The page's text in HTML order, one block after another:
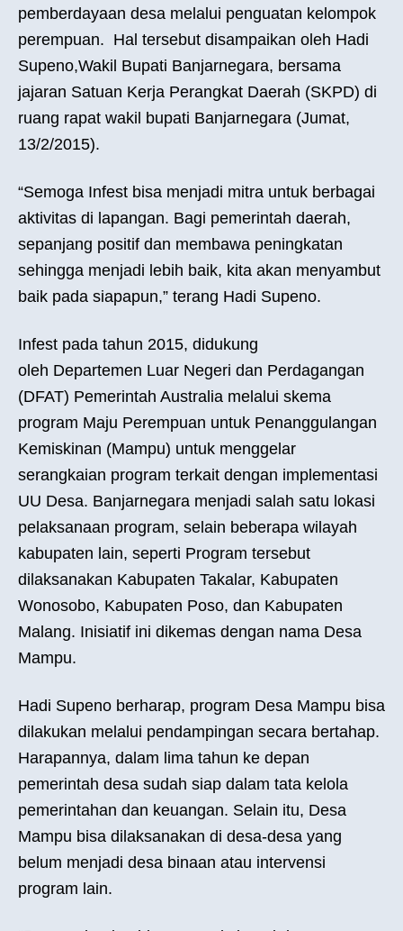
pemberdayaan desa melalui penguatan kelompok
perempuan. Hal tersebut disampaikan oleh Hadi
Supeno,Wakil Bupati Banjarnegara, bersama
jajaran Satuan Kerja Perangkat Daerah (SKPD) di
ruang rapat wakil bupati Banjarnegara (Jumat,
13/2/2015).
“Semoga Infest bisa menjadi mitra untuk berbagai
aktivitas di lapangan. Bagi pemerintah daerah,
sepanjang positif dan membawa peningkatan
sehingga menjadi lebih baik, kita akan menyambut
baik pada siapapun,” terang Hadi Supeno.
Infest pada tahun 2015, didukung
oleh Departemen Luar Negeri dan Perdagangan
(DFAT) Pemerintah Australia melalui skema
program Maju Perempuan untuk Penanggulangan
Kemiskinan (Mampu) untuk menggelar
serangkaian program terkait dengan implementasi
UU Desa. Banjarnegara menjadi salah satu lokasi
pelaksanaan program, selain beberapa wilayah
kabupaten lain, seperti Program tersebut
dilaksanakan Kabupaten Takalar, Kabupaten
Wonosobo, Kabupaten Poso, dan Kabupaten
Malang. Inisiatif ini dikemas dengan nama Desa
Mampu.
Hadi Supeno berharap, program Desa Mampu bisa
dilakukan melalui pendampingan secara bertahap.
Harapannya, dalam lima tahun ke depan
pemerintah desa sudah siap dalam tata kelola
pemerintahan dan keuangan. Selain itu, Desa
Mampu bisa dilaksanakan di desa-desa yang
belum menjadi desa binaan atau intervensi
program lain.